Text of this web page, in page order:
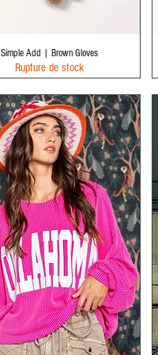
Aperçu rapide
Simple Add | Brown Gloves
Rupture de stock